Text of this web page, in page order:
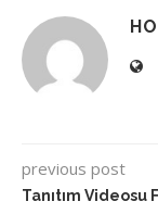
previous post
Tanıtım Videosu